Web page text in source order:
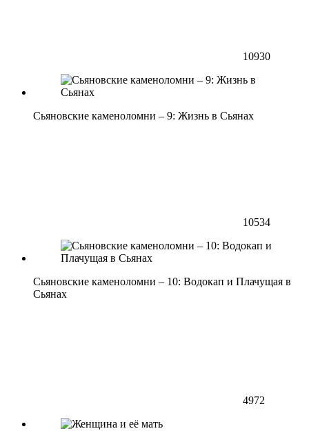
10930
Сьяновские каменоломни – 9: Жизнь в Сьянах
10534
Сьяновские каменоломни – 10: Водокап и Плачущая в
Сьянах
4972